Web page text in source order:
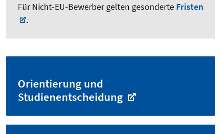
Für Nicht-EU-Bewerber gelten gesonderte Fristen
.
Orientierung und
Studienentscheidung